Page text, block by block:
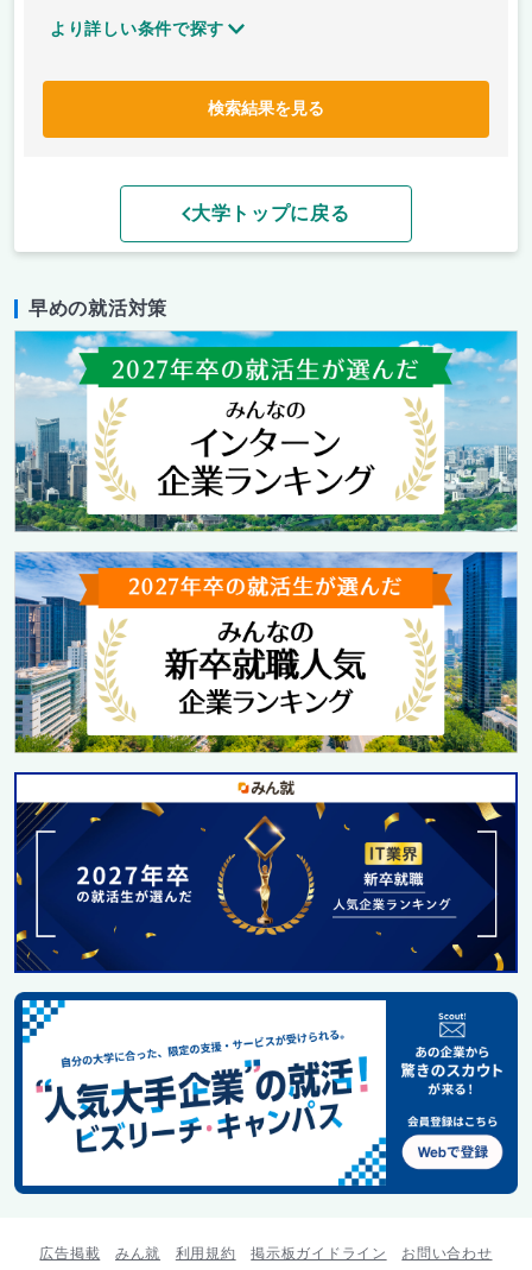
より詳しい条件で探す
検索結果を見る
大学トップに戻る
早めの就活対策
広告掲載 みん就 利用規約 掲示板ガイドライン お問い合わせ